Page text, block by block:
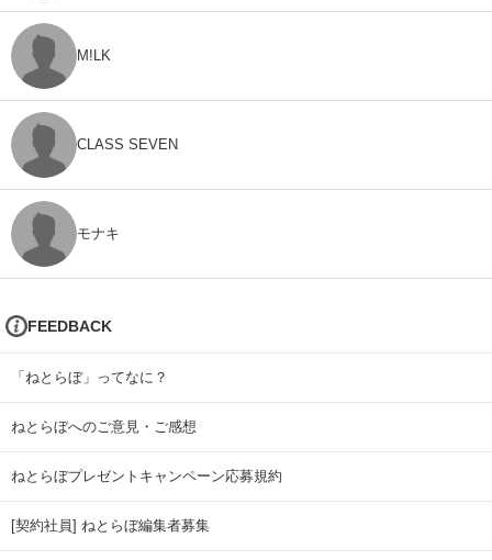
M!LK
CLASS SEVEN
モナキ
FEEDBACK
「ねとらぼ」ってなに？
ねとらぼへのご意見・ご感想
ねとらぼプレゼントキャンペーン応募規約
[契約社員] ねとらぼ編集者募集